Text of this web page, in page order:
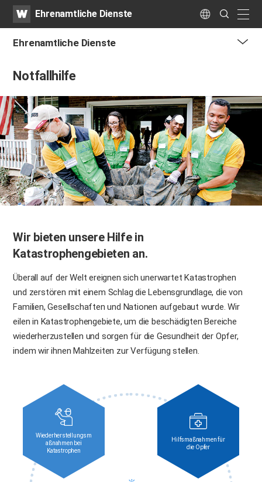
WATVEhrenamtliche Dienste Language
Search
Submit
Ehrenamtliche Dienste
Notfallhilfe
Wir bieten unsere Hilfe in
Katastrophengebieten an.
Überall auf der Welt ereignen sich unerwartet Katastrophen
und zerstören mit einem Schlag die Lebensgrundlage, die von
Familien, Gesellschaften und Nationen aufgebaut wurde. Wir
eilen in Katastrophengebiete, um die beschädigten Bereiche
wiederherzustellen und sorgen für die Gesundheit der Opfer,
indem wir ihnen Mahlzeiten zur Verfügung stellen.
Wiederherstellungsm
aßnahmen bei
Katastrophen
Hilfsmaßnahmen für
die Opfer